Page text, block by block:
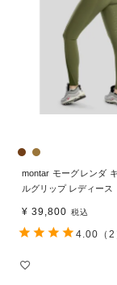
montar モーグレンダ
ルグリップ レディース
¥ 39,800 税込
4.00 （2